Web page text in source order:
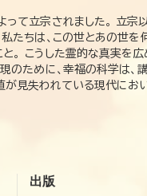
て立宗されました。 立宗
たちは、この世とあの世
。 こうした霊的な真実を
のために、幸福の科学は
が見失われている現代にお
出版